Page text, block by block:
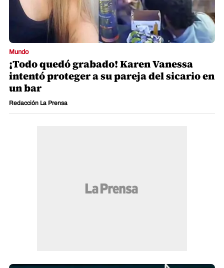
Mundo
¡Todo quedó grabado! Karen Vanessa
intentó proteger a su pareja del sicario en
un bar
Redacción La Prensa